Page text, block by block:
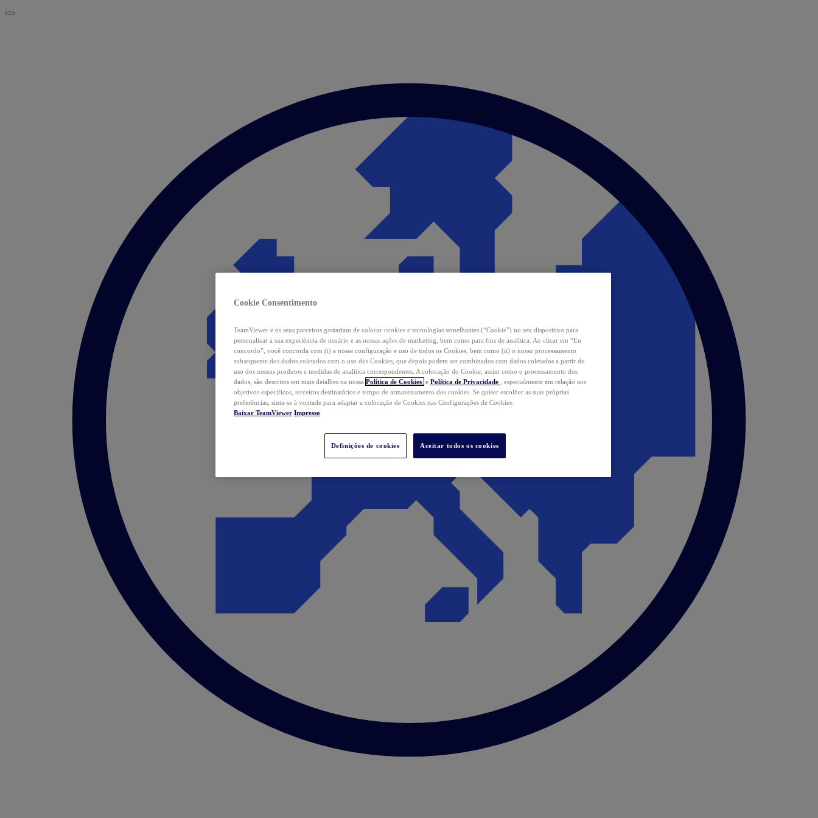
Cookie Consentimento
TeamViewer e os seus parceiros gostariam de colocar cookies e tecnologias semelhantes (“Cookie”) no seu dispositivo para
personalizar a sua experiência de usuário e as nossas ações de marketing, bem como para fins de analítica. Ao clicar em “Eu
concordo”, você concorda com (i) a nossa configuração e uso de todos os Cookies, bem como (ii) o nosso processamento
subsequente dos dados coletados com o uso dos Cookies, que depois podem ser combinados com dados coletados a partir do
uso dos nossos produtos e medidas de analítica correspondentes. A colocação do Cookie, assim como o processamento dos
dados, são descritos em mais detalhes na nossa Política de Cookies e Política de Privacidade
, especialmente em relação aos
objetivos específicos, terceiros destinatários e tempo de armazenamento dos cookies. Se quiser escolher as suas próprias
preferências, sinta-se à vontade para adaptar a colocação de Cookies nas Configurações de Cookies.
Baixar TeamViewer Impresso
Definições de cookies Aceitar todos os cookies